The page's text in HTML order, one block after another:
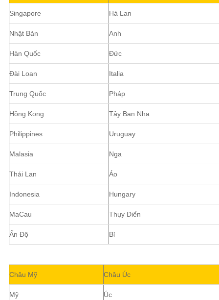
Singapore Hà Lan
Nhật Bản Anh
Hàn Quốc Đức
Đài Loan Italia
Trung Quốc Pháp
Hồng Kong Tây Ban Nha
Philippines Uruguay
Malasia Nga
Thái Lan Áo
Indonesia Hungary
MaCau Thụy Điển
Ấn Độ Bỉ
Châu Mỹ Châu Úc
Mỹ Úc